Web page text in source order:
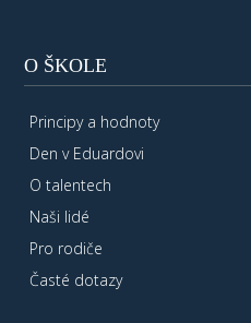
O ŠKOLE
Principy a hodnoty
Den v Eduardovi
O talentech
Naši lidé
Pro rodiče
Časté dotazy